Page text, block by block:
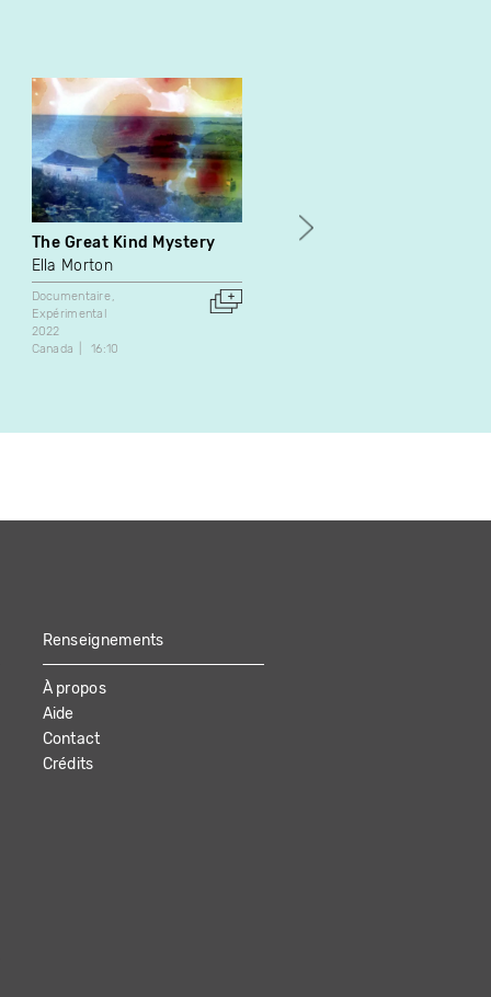
The Great Kind Mystery
Ella Morton
Documentaire
Expérimental
2022
Canada
16:10
C’est tombé dans l’oreille
Renseignements
À propos
Aide
Contact
Crédits